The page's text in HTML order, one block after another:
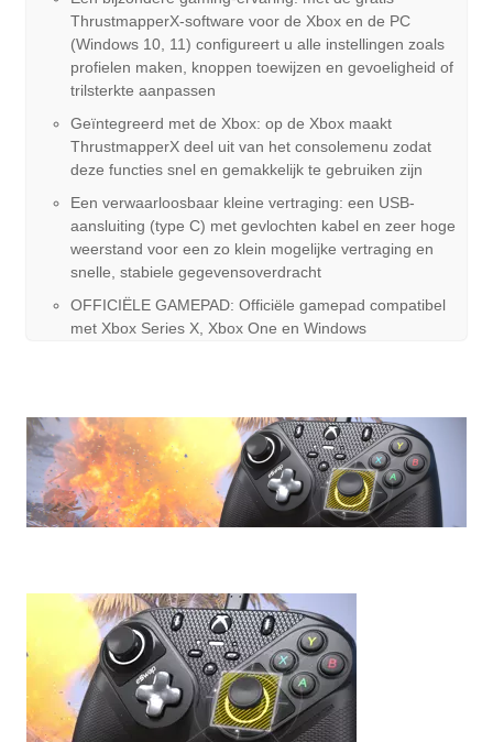
ThrustmapperX-software voor de Xbox en de PC
(Windows 10, 11) configureert u alle instellingen zoals
profielen maken, knoppen toewijzen en gevoeligheid of
trilsterkte aanpassen
Geïntegreerd met de Xbox: op de Xbox maakt
ThrustmapperX deel uit van het consolemenu zodat
deze functies snel en gemakkelijk te gebruiken zijn
Een verwaarloosbaar kleine vertraging: een USB-
aansluiting (type C) met gevlochten kabel en zeer hoge
weerstand voor een zo klein mogelijke vertraging en
snelle, stabiele gegevensoverdracht
OFFICIËLE GAMEPAD: Officiële gamepad compatibel
met Xbox Series X, Xbox One en Windows